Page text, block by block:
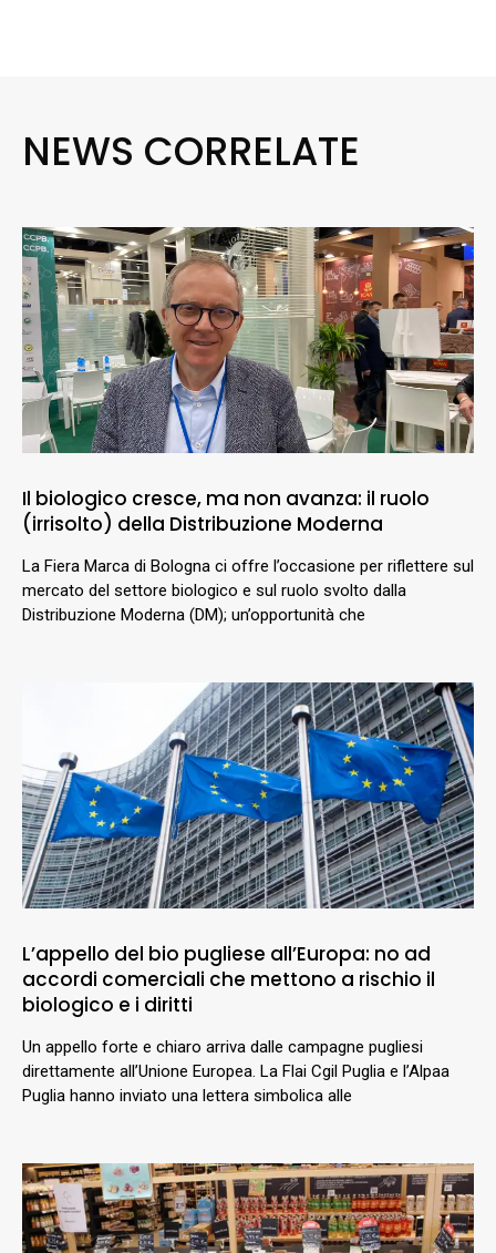
NEWS CORRELATE
Il biologico cresce, ma non avanza: il ruolo
(irrisolto) della Distribuzione Moderna
La Fiera Marca di Bologna ci offre l’occasione per riflettere sul
mercato del settore biologico e sul ruolo svolto dalla
Distribuzione Moderna (DM); un’opportunità che
L’appello del bio pugliese all’Europa: no ad
accordi comerciali che mettono a rischio il
biologico e i diritti
Un appello forte e chiaro arriva dalle campagne pugliesi
direttamente all’Unione Europea. La Flai Cgil Puglia e l’Alpaa
Puglia hanno inviato una lettera simbolica alle